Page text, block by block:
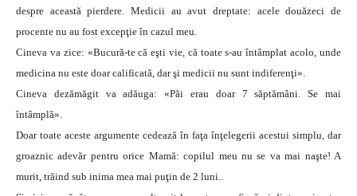
despre această pierdere. Medicii au avut dreptate: acele douăzeci de
procente nu au fost excepţie în cazul meu.
Cineva va zice: «Bucură-te că eşti vie, că toate s-au întâmplat acolo, unde
medicina nu este doar calificată, dar şi medicii nu sunt indiferenţi».
Cineva dezămăgit va adăuga: «Păi erau doar 7 săptămâni. Se mai
întâmplă».
Doar toate aceste argumente cedează în faţa înţelegerii acestui simplu, dar
groaznic adevăr pentru orice Mamă: copilul meu nu se va mai naşte! A
murit, trăind sub inima mea mai puţin de 2 luni..